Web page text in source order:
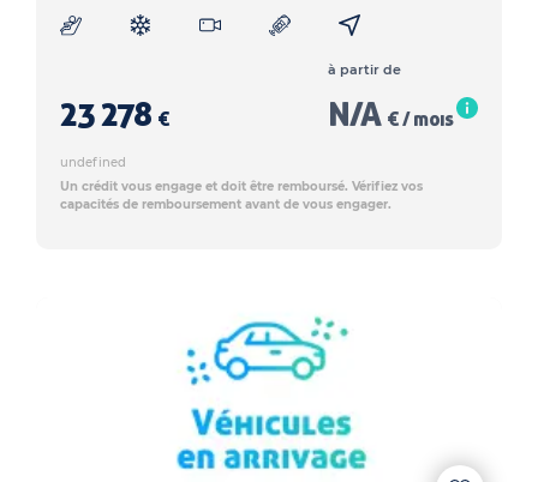
23 278 €
à partir de
N/A € / mois
undefined
Un crédit vous engage et doit être remboursé. Vérifiez vos
capacités de remboursement avant de vous engager.